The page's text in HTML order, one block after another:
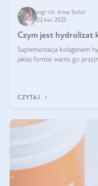
mgr inż. Anna Sobol
22 kwi 2025
Czym jest hydrolizat
Suplementacja kolagenem
jakiej formie warto go
CZYTAJ